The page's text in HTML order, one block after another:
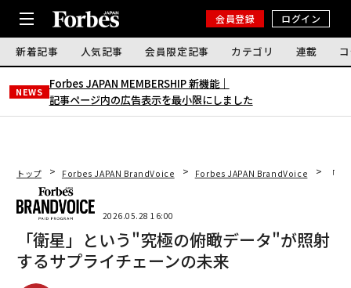
会員登録 ログイン
新着記事 人気記事 会員限定記事 カテゴリ 連載
NEWS
Forbes JAPAN MEMBERSHIP 新機能｜
記事ページ内の広告表示を最小限にしました
トップ Forbes JAPAN BrandVoice Forbes JAPAN BrandVoice 「
2026.05.28 16:00
「衛星」という"究極の俯瞰データ"が照射
するサプライチェーンの未来